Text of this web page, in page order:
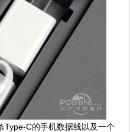
Type-C的手机数据线以及一个